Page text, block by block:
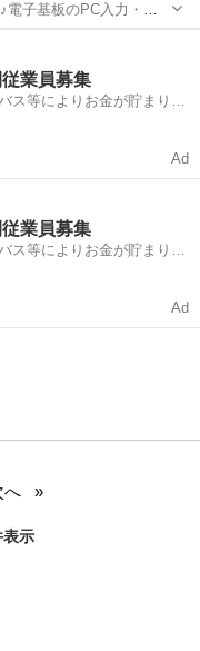
電子基板のPC入力・機
ソコンなどに使用する
業員募集
ス等によりお金が貯まりや
Ad
業員募集
ス等によりお金が貯まりや
Ad
へ
示